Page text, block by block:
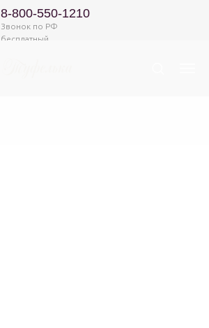
8-800-550-1210
Звонок по РФ
бесплатный